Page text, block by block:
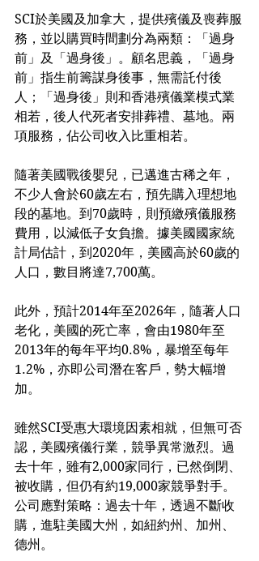
SCI於美國及加拿大，提供殯儀及喪葬服
務，並以購買時間劃分為兩類：「過身
前」及「過身後」。顧名思義，「過身
前」指生前籌謀身後事，無需託付後
人；「過身後」則和香港殯儀業模式業
相若，後人代死者安排葬禮、墓地。兩
項服務，佔公司收入比重相若。
隨著美國戰後嬰兒，已邁進古稀之年，
不少人會於60歲左右，預先購入理想地
段的墓地。到70歲時，則預繳殯儀服務
費用，以減低子女負擔。據美國國家統
計局估計，到2020年，美國高於60歲的
人口，數目將達7,700萬。
此外，預計2014年至2026年，隨著人口
老化，美國的死亡率，會由1980年至
2013年的每年平均0.8%，暴增至每年
1.2%，亦即公司潛在客戶，勢大幅增
加。
雖然SCI受惠大環境因素相就，但無可否
認，美國殯儀行業，競爭異常激烈。過
去十年，雖有2,000家同行，已然倒閉、
被收購，但仍有約19,000家競爭對手。
公司應對策略：過去十年，透過不斷收
購，進駐美國大州，如紐約州、加州、
德州。